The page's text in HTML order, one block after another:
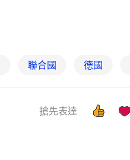
聯合國 德國
搶先表達